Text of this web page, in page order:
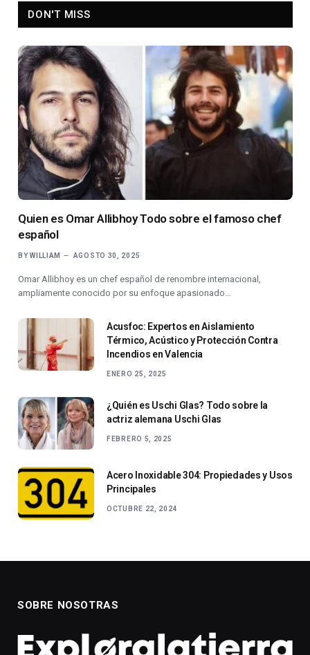
DON'T MISS
Quien es Omar Allibhoy Todo sobre el famoso chef
español
BY WILLIAM AGOSTO 30, 2025
Omar Allibhoy es un chef español de renombre internacional,
ampliamente conocido por su enfoque apasionado…
Acusfoc: Expertos en Aislamiento
Térmico, Acústico y Protección Contra
Incendios en Valencia
ENERO 25, 2025
¿Quién es Uschi Glas? Todo sobre la
actriz alemana Uschi Glas
FEBRERO 5, 2025
Acero Inoxidable 304: Propiedades y Usos
Principales
OCTUBRE 22, 2024
SOBRE NOSOTRAS